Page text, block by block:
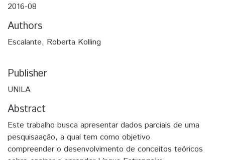
2016-08
Authors
Escalante, Roberta Kolling
Publisher
UNILA
Abstract
Este trabalho busca apresentar dados parciais de uma
pesquisaação, a qual tem como objetivo
compreender o desenvolvimento de conceitos teóricos